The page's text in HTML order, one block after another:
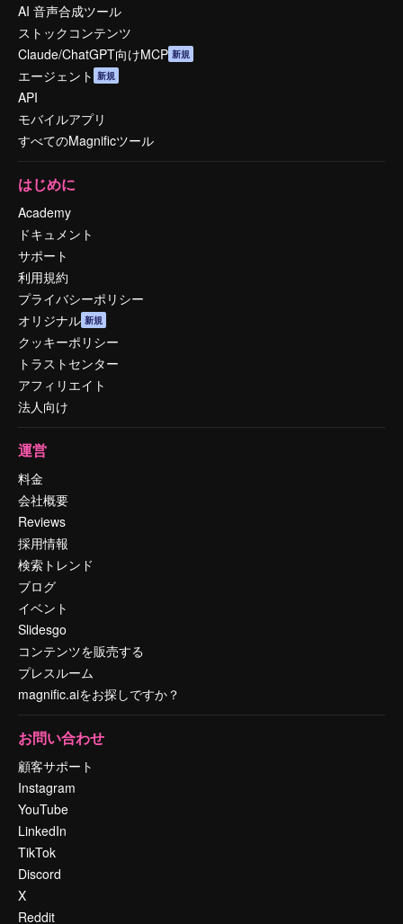
AI 音声合成ツール
ストックコンテンツ
Claude/ChatGPT向けMCP 新規
エージェント 新規
API
モバイルアプリ
すべてのMagnificツール
はじめに
Academy
ドキュメント
サポート
利用規約
プライバシーポリシー
オリジナル 新規
クッキーポリシー
トラストセンター
アフィリエイト
法人向け
運営
料金
会社概要
Reviews
採用情報
検索トレンド
ブログ
イベント
Slidesgo
コンテンツを販売する
プレスルーム
magnific.aiをお探しですか？
お問い合わせ
顧客サポート
Instagram
YouTube
LinkedIn
TikTok
Discord
X
Reddit